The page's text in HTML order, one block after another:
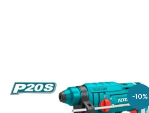
-10%